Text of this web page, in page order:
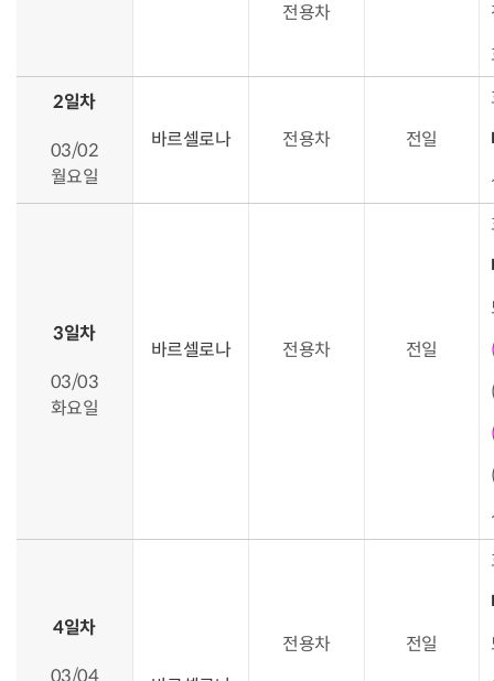
전용차
2일차
03/02
월요일
바르셀로나
전용차 전일
3일차
03/03
화요일
바르셀로나
전용차 전일
4일차
03/04
전용차
전일